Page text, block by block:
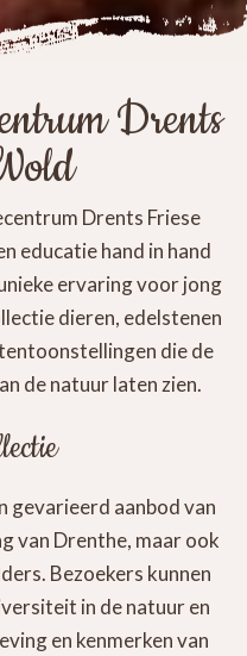
Drents
Drents Friese
educatie hand in hand
ervaring voor jong
dieren, edelstenen
die de
de natuur laten zien.
gevarieerd aanbod van
van Drenthe, maar ook
Bezoekers kunnen
in de natuur en
en kenmerken van